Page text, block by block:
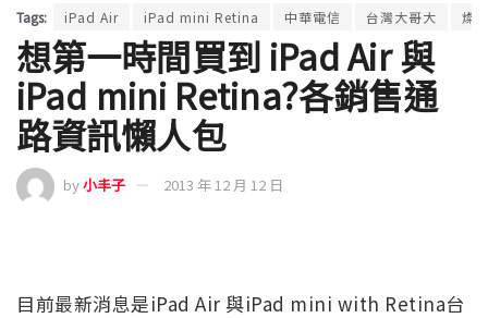
Tags: iPad Air iPad mini Retina 中華電信 台灣大哥大 燦
想第一時間買到 iPad Air 與
iPad mini Retina?各銷售通
路資訊懶人包
by小丰子 2013 年 12 月 12 日
目前最新消息是iPad Air 與iPad mini with Retina台